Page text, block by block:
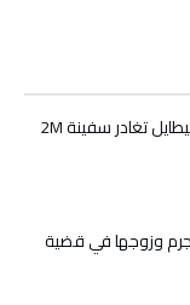
“المرأة الحديدية”.. سميرة سيطايل تغادر سفينة 2M
وزوجها في قضية